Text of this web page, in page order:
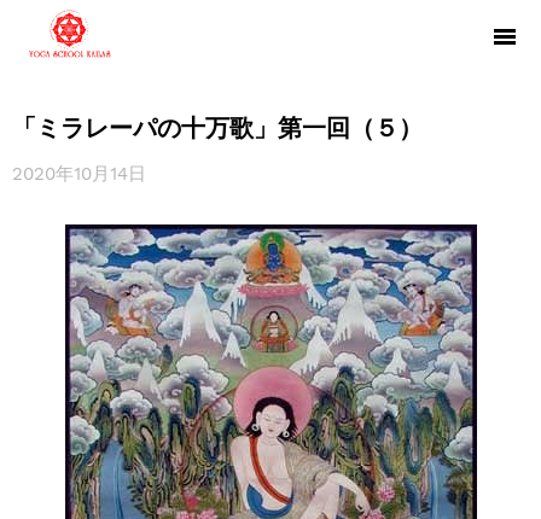
「ミラレーパの十万歌」第一回（５）
2020年10月14日